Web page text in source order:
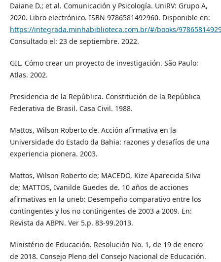
Daiane D.; et al. Comunicación y Psicología. UniRV: Grupo A,
2020. Libro electrónico. ISBN 9786581492960. Disponible en:
https://integrada.minhabiblioteca.com.br/#/books/
Consultado el: 23 de septiembre. 2022.
GIL. Cómo crear un proyecto de investigación. São Paulo:
Atlas. 2002.
Presidencia de la República. Constitución de la República
Federativa de Brasil. Casa Civil. 1988.
Mattos, Wilson Roberto de. Acción afirmativa en la
Universidade do Estado da Bahia: razones y desafíos de una
experiencia pionera. 2003.
Mattos, Wilson Roberto de; MACEDO, Kize Aparecida Silva
de; MATTOS, Ivanilde Guedes de. 10 años de acciones
afirmativas en la uneb: Desempeño comparativo entre los
contingentes y los no contingentes de 2003 a 2009. En:
Revista da ABPN. Ver 5.p. 83-99.2013.
Ministério de Educación. Resolución No. 1, de 19 de enero
de 2018. Consejo Pleno del Consejo Nacional de Educación.